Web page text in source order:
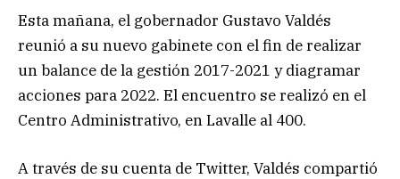
Esta mañana, el gobernador Gustavo Valdés
reunió a su nuevo gabinete con el fin de realizar
un balance de la gestión 2017-2021 y diagramar
acciones para 2022. El encuentro se realizó en el
Centro Administrativo, en Lavalle al 400.
A través de su cuenta de Twitter, Valdés compartió